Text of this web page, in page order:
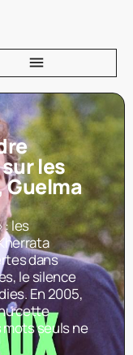
les
Guelma
: les
dans
le silence
En 2005,
cette
mots seuls ne